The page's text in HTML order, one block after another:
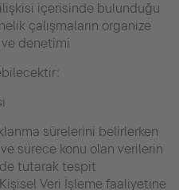
içerisinde bulunduğu
çalışmaların organize
ve denetimi
sürelerini belirlerken
sürece konu olan verilerin
tutarak tespit
Veri İşleme faaliyetine